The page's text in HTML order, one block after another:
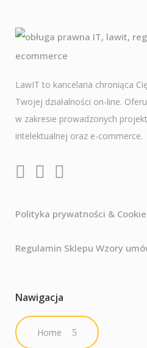
LawIT to kancelaria chroniąca
Twojej działalności on-line.
w zakresie prowadzonych
intelektualnej oraz e-commerce.
Polityka prywatności &
Regulamin Sklepu Wzory
Nawigacja
Home